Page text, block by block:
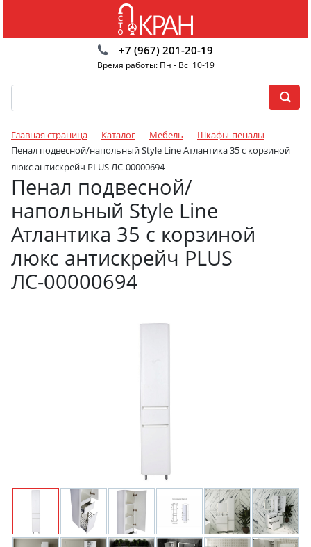
+7 (967) 201-20-19
Время работы: Пн - Вс 10-19
Главная страница Каталог Мебель
Шкафы-пеналы
Пенал подвесной/напольный Style Line Атлантика 35 с корзиной
люкс антискрейч PLUS ЛС-00000694
Пенал подвесной/
напольный Style Line
Атлантика 35 с корзиной
люкс антискрейч PLUS
ЛС-00000694